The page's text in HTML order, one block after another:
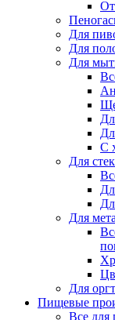
От
Для
Для
Для
С
Для
Для
Для
Пищевые
Все для